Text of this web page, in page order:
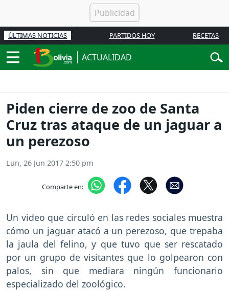
ÚLTIMAS NOTICIAS PARTIDOS HOY RECETAS
ACTUALIDAD
Piden cierre de zoo de Santa
Cruz tras ataque de un jaguar a
un perezoso
Lun, 26 Jun 2017 2:50 pm
Comparte en:
Un video que circuló en las redes sociales muestra
cómo un jaguar atacó a un perezoso, que trepaba
la jaula del felino, y que tuvo que ser rescatado
por un grupo de visitantes que lo golpearon con
palos, sin que mediara ningún funcionario
especializado del zoológico.